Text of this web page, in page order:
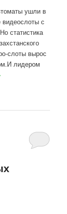
ушли в
с
статистика
слоты вырос
лидером